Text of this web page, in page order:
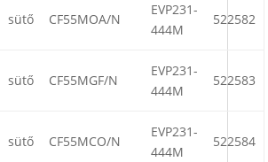
sütő CF55MOA/N
EVP231-
444M
522582
sütő CF55MGF/N
EVP231-
444M
522583
sütő CF55MCO/N
EVP231-
444M
522584